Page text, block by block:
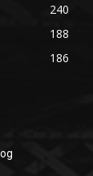
240
188
186